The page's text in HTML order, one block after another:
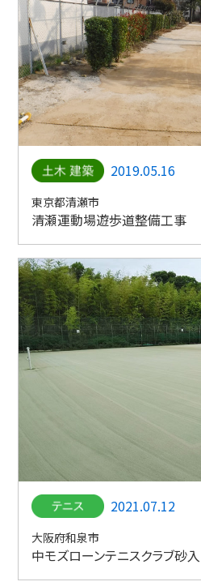
2019.05.16
東京都清瀬市
清瀬運動場遊歩道整備工事
2021.07.12
大阪府和泉市
中モズローンテニスクラブ砂